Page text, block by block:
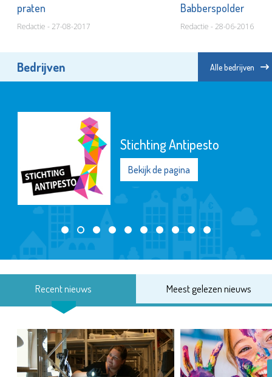
praten
Redactie - 27-08-2017
Babberspolder
Redactie - 28-06-2016
Bedrijven Alle bedrijven
Stichting Antipesto
Bekijk de pagina
Recent nieuws Meest gelezen nieuws